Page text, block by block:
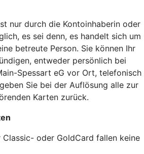
nur durch die Kontoinhaberin oder
es sei denn, es handelt sich um
betreute Person. Sie können Ihr
entweder persönlich bei
Spessart eG vor Ort, telefonisch
Sie bei der Auflösung alle zur
Karten zurück.
Classic- oder GoldCard fallen keine